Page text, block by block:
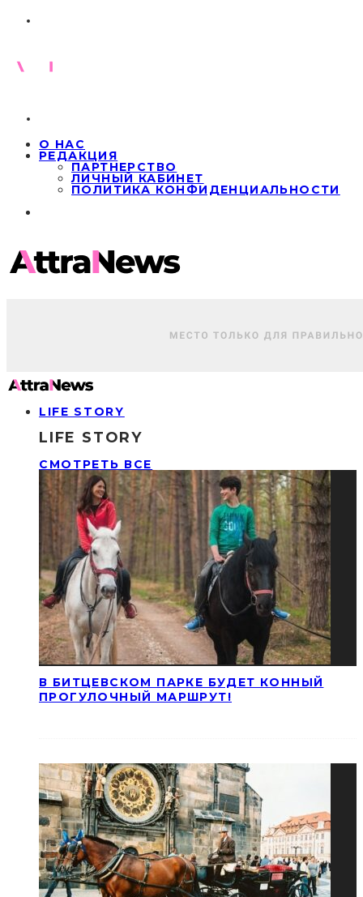
О НАС
РЕДАКЦИЯ
ПАРТНЕРСТВО
ЛИЧНЫЙ КАБИНЕТ
ПОЛИТИКА КОНФИДЕНЦИАЛЬНОСТИ
LIFE STORY
LIFE STORY
СМОТРЕТЬ ВСЕ
В БИТЦЕВСКОМ ПАРКЕ БУДЕТ КОННЫЙ
ПРОГУЛОЧНЫЙ МАРШРУТ!